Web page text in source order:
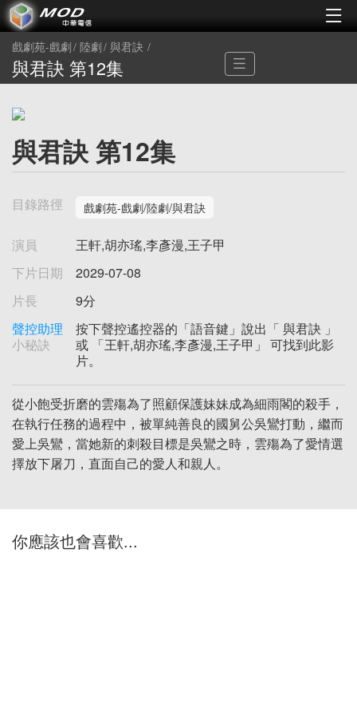
戲劇苑-戲劇 陸劇 與君訣
與君訣 第12集
與君訣 第12集
目錄路徑 戲劇苑-戲劇/陸劇/與君訣
演員
王軒,胡亦瑤,李彥漫,王子甲
下片日期
2029-07-08
片長
9分
聲控助理
小秘訣
按下聲控遙控器的「語音鍵」說出「 與君訣 」
或 「王軒,胡亦瑤,李彥漫,王子甲」 可找到此影
片。
從小飽受折磨的雲殤為了照顧保護妹妹成為細雨閣的殺手，
在執行任務的過程中，被單純善良的國舅公吳鸞打動，繼而
愛上吳鸞，當她新的刺殺目標是吳鸞之時，雲殤為了愛情選
擇放下屠刀，直面自己的愛人和親人。
你應該也會喜歡...